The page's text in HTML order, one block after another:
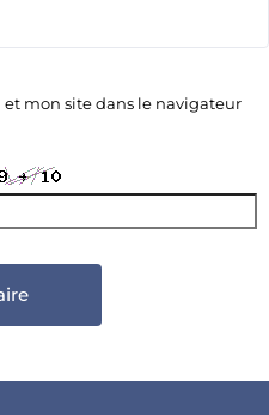
mon site dans le navigateur